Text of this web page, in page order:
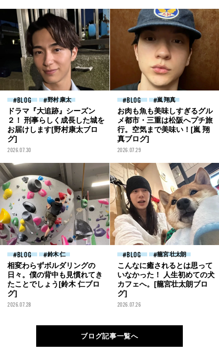
BLOG 野村 康太
ドラマ『大追跡』シーズン
２！ 刑事らしく成長した城を
お届けします[野村康太ブロ
グ]
2026.07.30
BLOG 嵐 翔真
お肉も魚も美味しすぎるグル
メ都市・三重は松阪へプチ旅
行。空気まで美味い！[嵐 翔
真ブログ]
2026.07.29
BLOG 鈴木 仁
相変わらずボルダリングの
日々。僕の背中も見慣れてき
たことでしょう[鈴木 仁ブロ
グ]
2026.07.28
BLOG 籠宮 壮太朗
こんなに癒されるとは思って
いなかった！ 人生初めての犬
カフェへ。[籠宮壮太朗ブロ
グ]
2026.07.26
ブログ記事一覧へ